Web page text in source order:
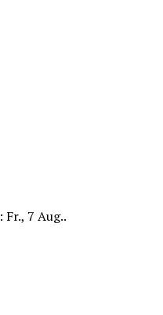
: Fr., 7 Aug..